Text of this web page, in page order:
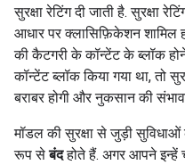
सुरक्षा रेटिंग दी जाती है.
आधार पर क्लासिफ़िकेशन शामिल
की कैटगरी के कॉन्टेंट के ब्लॉक
कॉन्टेंट ब्लॉक किया गया था, तो
बराबर होगी और नुकसान की
मॉडल की सुरक्षा से जुड़ी
रूप सेबंदहोते हैं. अगर आपने इन्हें